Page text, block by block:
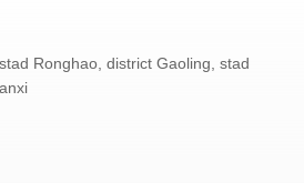
Ronghao, district Gaoling, stad